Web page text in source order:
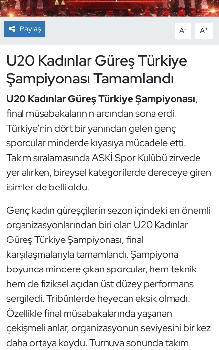
Paylaş A- A+
U20 Kadınlar Güreş Türkiye
Şampiyonası Tamamlandı
U20 Kadınlar Güreş Türkiye Şampiyonası,
final müsabakalarının ardından sona erdi.
Türkiye’nin dört bir yanından gelen genç
sporcular minderde kıyasıya mücadele etti.
Takım sıralamasında ASKİ Spor Kulübü zirvede
yer alırken, bireysel kategorilerde dereceye giren
isimler de belli oldu.
Genç kadın güreşçilerin sezon içindeki en önemli
organizasyonlarından biri olan U20 Kadınlar
Güreş Türkiye Şampiyonası, final
karşılaşmalarıyla tamamlandı. Şampiyona
boyunca mindere çıkan sporcular, hem teknik
hem de fiziksel açıdan üst düzey performans
sergiledi. Tribünlerde heyecan eksik olmadı.
Özellikle final müsabakalarında yaşanan
çekişmeli anlar, organizasyonun seviyesini bir kez
daha ortaya koydu. Turnuva sonunda takım
Dağcılık
Dans Sporları
Dövüş Sanatı
E-Spor
Eskrim
Futbol
Futsal
Genel
Golf
Güreş
Halter
Hava Sporları
Hentbol
İşitme Engelli Sporcular